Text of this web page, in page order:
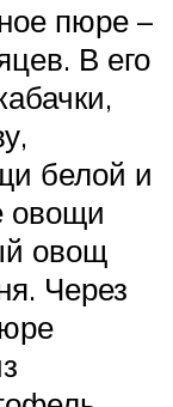
пюре –
В его
белой и
овощи
овощ
Через